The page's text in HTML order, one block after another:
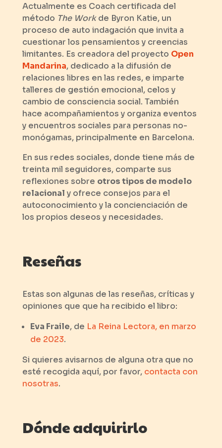
Actualmente es Coach certificada del
método The Workde Byron Katie, un
proceso de auto indagación que invita a
cuestionar los pensamientos y creencias
limitantes. Es creadora del proyecto Open
Mandarina, dedicado a la difusión de
relaciones libres en las redes, e imparte
talleres de gestión emocional, celos y
cambio de consciencia social. También
hace acompañamientos y organiza eventos
y encuentros sociales para personas no-
monógamas, principalmente en Barcelona.
En sus redes sociales, donde tiene más de
treinta mil seguidores, comparte sus
reflexiones sobre otros tipos de modelo
relacional y ofrece consejos para el
autoconocimiento y la concienciación de
los propios deseos y necesidades.
Reseñas
Estas son algunas de las reseñas, críticas y
opiniones que que ha recibido el libro:
Eva Fraile, de La Reina Lectora, en marzo
de 2023.
Si quieres avisarnos de alguna otra que no
esté recogida aquí, por favor, contacta con
nosotras.
Dónde adquirirlo